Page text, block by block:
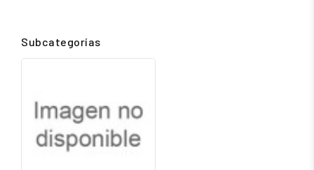
Subcategorías